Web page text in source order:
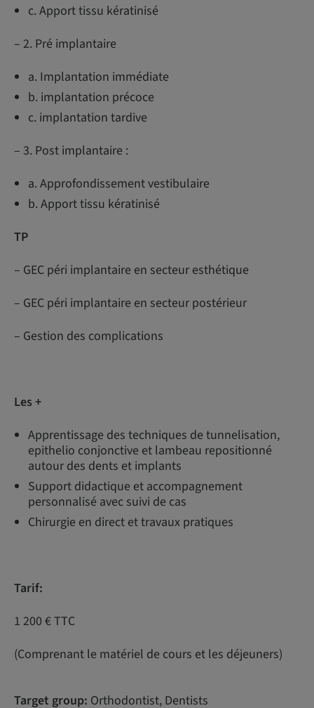
c. Apport tissu kératinisé
– 2. Pré implantaire
a. Implantation immédiate
b. implantation précoce
c. implantation tardive
– 3. Post implantaire :
a. Approfondissement vestibulaire
b. Apport tissu kératinisé
TP
– GEC péri implantaire en secteur esthétique
– GEC péri implantaire en secteur postérieur
– Gestion des complications
Les +
Apprentissage des techniques de tunnelisation,
epithelio conjonctive et lambeau repositionné
autour des dents et implants
Support didactique et accompagnement
personnalisé avec suivi de cas
Chirurgie en direct et travaux pratiques
Tarif:
1 200 € TTC
(Comprenant le matériel de cours et les déjeuners)
Target group: Orthodontist, Dentists